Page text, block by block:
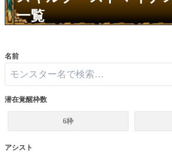
一覧
名前
潜在覚醒枠数
6枠
アシスト